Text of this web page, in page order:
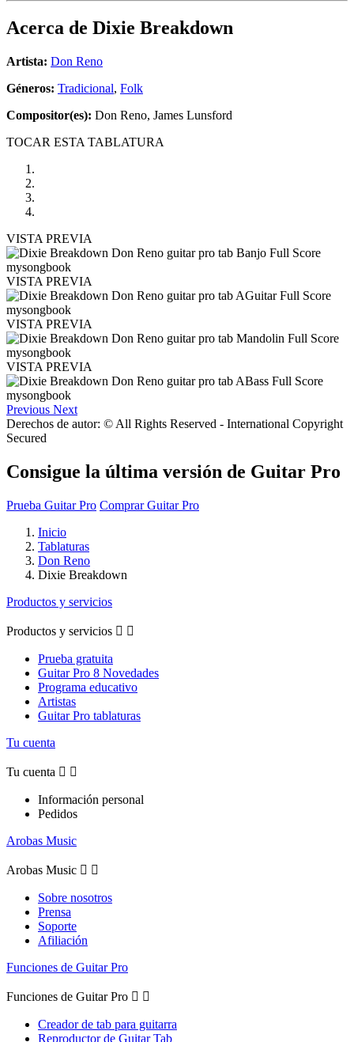
Acerca de Dixie Breakdown
Artista: Don Reno
Géneros: Tradicional, Folk
Compositor(es): Don Reno, James Lunsford
TOCAR ESTA TABLATURA
VISTA PREVIA
VISTA PREVIA
VISTA PREVIA
VISTA PREVIA
Previous Next
Derechos de autor: © All Rights Reserved - International Copyright
Secured
Consigue la última versión de Guitar Pro
Prueba Guitar Pro Comprar Guitar Pro
Inicio
Tablaturas
Don Reno
Dixie Breakdown
Productos y servicios
Productos y servicios  
Prueba gratuita
Guitar Pro 8 Novedades
Programa educativo
Artistas
Guitar Pro tablaturas
Tu cuenta
Tu cuenta  
Información personal
Pedidos
Arobas Music
Arobas Music  
Sobre nosotros
Prensa
Soporte
Afiliación
Funciones de Guitar Pro
Funciones de Guitar Pro  
Creador de tab para guitarra
Reproductor de Guitar Tab